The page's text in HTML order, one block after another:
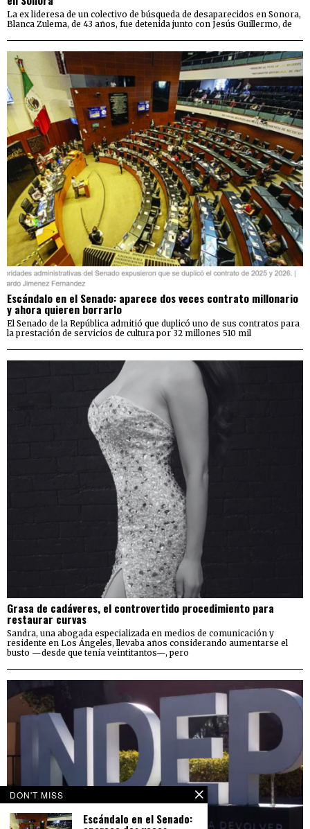
La ex lideresa de un colectivo de búsqueda de desaparecidos en Sonora,
Blanca Zulema, de 43 años, fue detenida junto con Jesús Guillermo, de
Escándalo en el Senado: aparece dos veces contrato millonario
y ahora quieren borrarlo
El Senado de la República admitió que duplicó uno de sus contratos para
la prestación de servicios de cultura por 32 millones 510 mil
Grasa de cadáveres, el controvertido procedimiento para
restaurar curvas
Sandra, una abogada especializada en medios de comunicación y
residente en Los Ángeles, llevaba años considerando aumentarse el
busto —desde que tenía veintitantos—, pero
DON'T MISS
Escándalo en el Senado: